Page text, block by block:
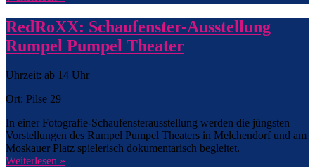
RedRoXX: Schaufenster-Ausstellung
Rumpel Pumpel Theater
Uhrzeit: ab 14 Uhr
Ort: Pilse 29
In einer Fotografie-Schaufensterausstellung werden die jüngsten
Vorstellungen des Rumpel Pumpel Theaters in Melchendorf und am
Moskauer Platz spielerisch dokumentarisch begleitet.
Weiterlesen »